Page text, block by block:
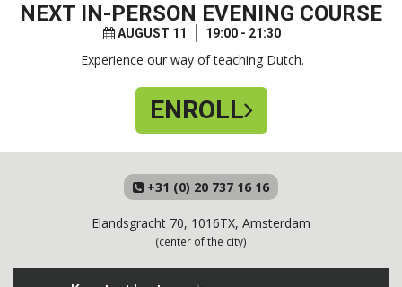
NEXT IN-PERSON EVENING COURSE
AUGUST 11 19:00 - 21:30
Experience our way of teaching Dutch.
ENROLL
+31 (0) 20 737 16 16
Elandsgracht 70, 1016TX, Amsterdam
(center of the city)